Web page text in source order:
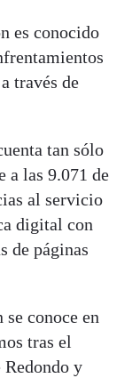
es conocido
través de
tan sólo
a las 9.071 de
al servicio
digital con
de páginas
conoce en
tras el
Redondo y